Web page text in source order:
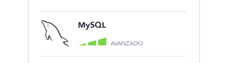
MySQL
AVANZADO